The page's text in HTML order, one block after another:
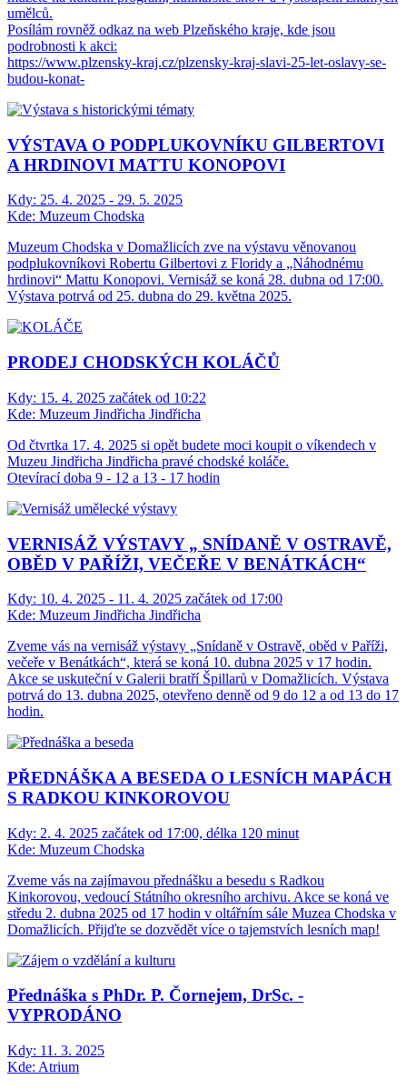
umělců.
Posílám rovněž odkaz na web Plzeňského kraje, kde jsou
podrobnosti k akci:
https://www.plzensky-kraj.cz/plzensky-kraj-slavi-25-let-oslavy-se-
budou-konat-
VÝSTAVA O PODPLUKOVNÍKU GILBERTOVI
A HRDINOVI MATTU KONOPOVI
Kdy: 25. 4. 2025 - 29. 5. 2025
Kde: Muzeum Chodska
Muzeum Chodska v Domažlicích zve na výstavu věnovanou
podplukovníkovi Robertu Gilbertovi z Floridy a „Náhodnému
hrdinovi“ Mattu Konopovi. Vernisáž se koná 28. dubna od 17:00.
Výstava potrvá od 25. dubna do 29. května 2025.
PRODEJ CHODSKÝCH KOLÁČŮ
Kdy: 15. 4. 2025 začátek od 10:22
Kde: Muzeum Jindřicha Jindřicha
Od čtvrtka 17. 4. 2025 si opět budete moci koupit o víkendech v
Muzeu Jindřicha Jindřicha pravé chodské koláče.
Otevírací doba 9 - 12 a 13 - 17 hodin
VERNISÁŽ VÝSTAVY „ SNÍDANĚ V OSTRAVĚ,
OBĚD V PAŘÍŽI, VEČEŘE V BENÁTKÁCH“
Kdy: 10. 4. 2025 - 11. 4. 2025 začátek od 17:00
Kde: Muzeum Jindřicha Jindřicha
Zveme vás na vernisáž výstavy „Snídaně v Ostravě, oběd v Paříži,
večeře v Benátkách“, která se koná 10. dubna 2025 v 17 hodin.
Akce se uskuteční v Galerii bratří Špillarů v Domažlicích. Výstava
potrvá do 13. dubna 2025, otevřeno denně od 9 do 12 a od 13 do 17
hodin.
PŘEDNÁŠKA A BESEDA O LESNÍCH MAPÁCH
S RADKOU KINKOROVOU
Kdy: 2. 4. 2025 začátek od 17:00, délka 120 minut
Kde: Muzeum Chodska
Zveme vás na zajímavou přednášku a besedu s Radkou
Kinkorovou, vedoucí Státního okresního archivu. Akce se koná ve
středu 2. dubna 2025 od 17 hodin v oltářním sále Muzea Chodska v
Domažlicích. Přijďte se dozvědět více o tajemstvích lesních map!
Přednáška s PhDr. P. Čornejem, DrSc. -
VYPRODÁNO
Kdy: 11. 3. 2025
Kde: Atrium